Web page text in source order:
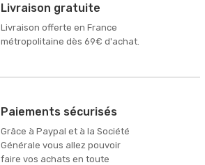
Livraison gratuite
Livraison offerte en France
métropolitaine dès 69€ d'achat.
Paiements sécurisés
Grâce à Paypal et à la Société
Générale vous allez pouvoir
faire vos achats en toute